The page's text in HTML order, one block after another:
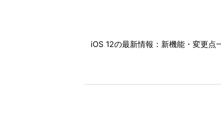
iOS 12の最新情報：新機能・変更点